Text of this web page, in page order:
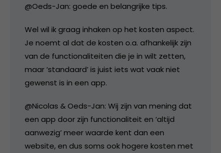
@Oeds-Jan: goede en belangrijke tips.
Wel wil ik graag inhaken op het kosten aspect.
Je noemt al dat de kosten o.a. afhankelijk zijn
van de functionaliteiten die je in wilt zetten,
maar ‘standaard’ is juist iets wat vaak niet
gewenst is in een app.
@Nicolas & Oeds-Jan: Wij zijn van mening dat
een app door zijn functionaliteit en ‘altijd
aanwezig’ meer waarde kent dan een
website, en dus soms ook hogere kosten met